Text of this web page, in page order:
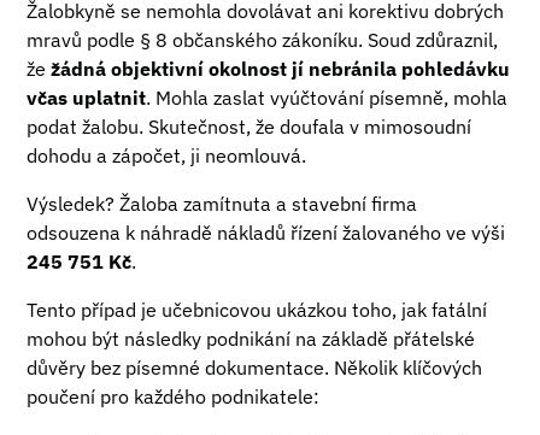
Žalobkyně se nemohla dovolávat ani korektivu dobrých
mravů podle § 8 občanského zákoníku. Soud zdůraznil,
žežádná objektivní okolnost jí nebránila pohledávku
včas uplatnit. Mohla zaslat vyúčtování písemně, mohla
podat žalobu. Skutečnost, že doufala v mimosoudní
dohodu a zápočet, ji neomlouvá.
Výsledek? Žaloba zamítnuta a stavební firma
odsouzena k náhradě nákladů řízení žalovaného ve výši
245 751 Kč.
Tento případ je učebnicovou ukázkou toho, jak fatální
mohou být následky podnikání na základě přátelské
důvěry bez písemné dokumentace. Několik klíčových
poučení pro každého podnikatele: